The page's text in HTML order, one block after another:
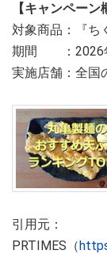
【キャンペーン
対象商品：『ち
期間 ：2026年
実施店舗：全国
引用元：
PRTIMES（